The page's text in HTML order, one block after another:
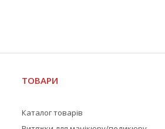
ТОВАРИ
Каталог товарів